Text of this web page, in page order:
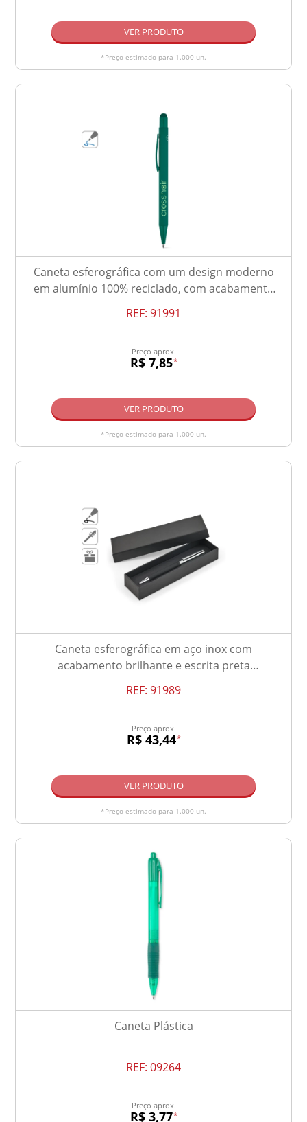
VER PRODUTO
*Preço estimado para 1.000 un.
Caneta esferográfica com um design moderno
em alumínio 100% reciclado, com acabamento
REF: 91991
Preço aprox.
R$ 7,85*
VER PRODUTO
*Preço estimado para 1.000 un.
Caneta esferográfica em aço inox com
acabamento brilhante e escrita preta
REF: 91989
Preço aprox.
R$ 43,44*
VER PRODUTO
*Preço estimado para 1.000 un.
Caneta Plástica
REF: 09264
Preço aprox.
R$ 3,77*